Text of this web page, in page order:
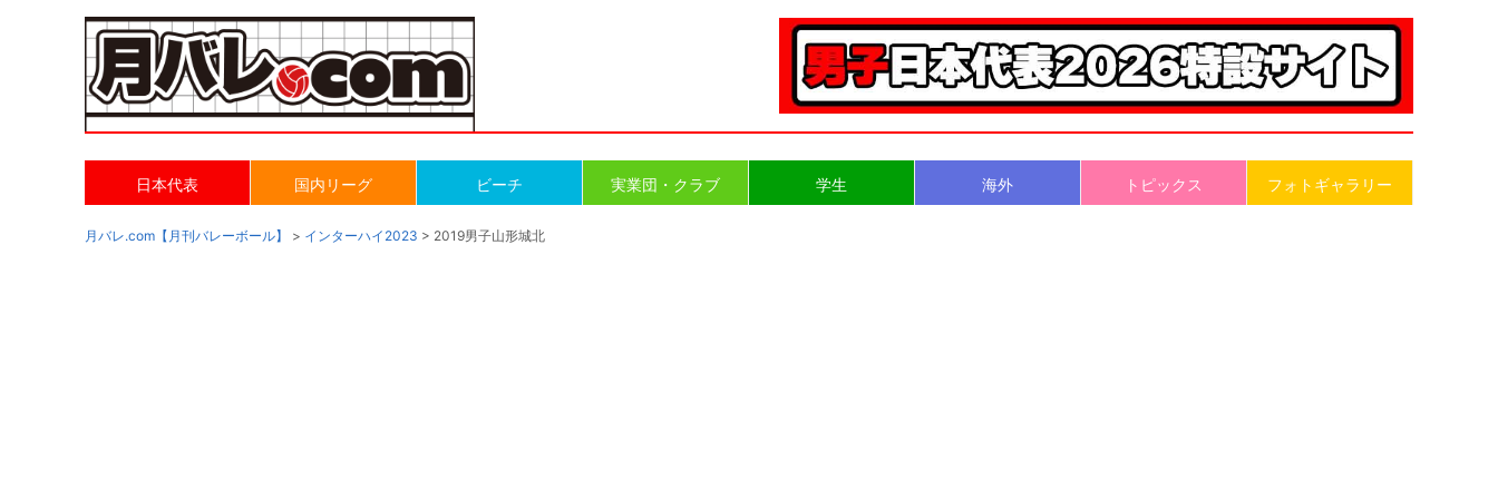
日本代表 国内リーグ ビーチ 実業団・クラブ 学生 海外 トピックス フォトギャラリー
月バレ.com【月刊バレーボール】 > インターハイ2023 > 2019男子山形城北